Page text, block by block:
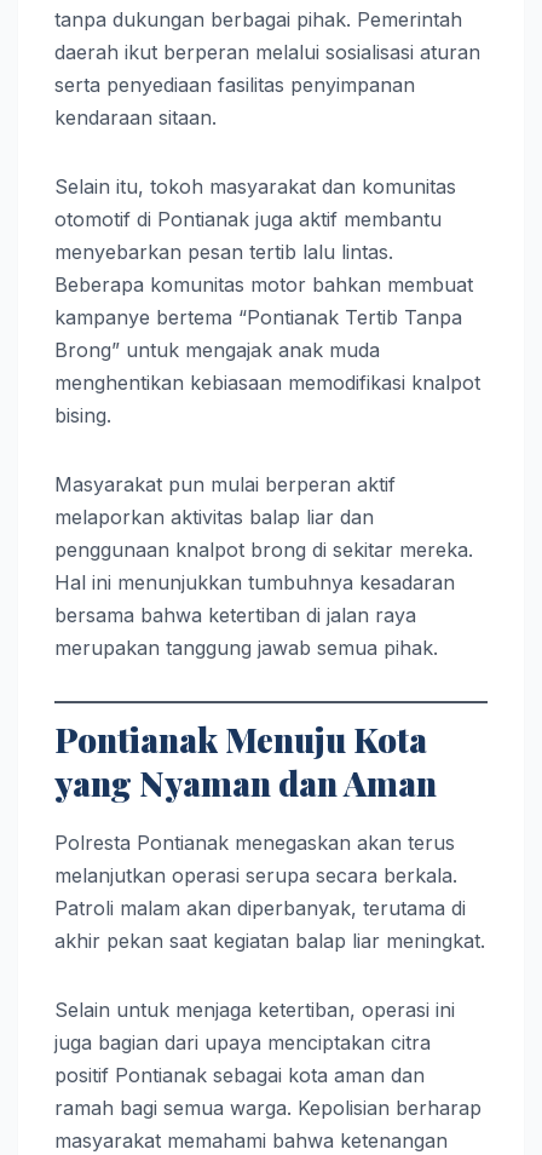
tanpa dukungan berbagai pihak. Pemerintah
daerah ikut berperan melalui sosialisasi aturan
serta penyediaan fasilitas penyimpanan
kendaraan sitaan.
Selain itu, tokoh masyarakat dan komunitas
otomotif di Pontianak juga aktif membantu
menyebarkan pesan tertib lalu lintas.
Beberapa komunitas motor bahkan membuat
kampanye bertema “Pontianak Tertib Tanpa
Brong” untuk mengajak anak muda
menghentikan kebiasaan memodifikasi knalpot
bising.
Masyarakat pun mulai berperan aktif
melaporkan aktivitas balap liar dan
penggunaan knalpot brong di sekitar mereka.
Hal ini menunjukkan tumbuhnya kesadaran
bersama bahwa ketertiban di jalan raya
merupakan tanggung jawab semua pihak.
Pontianak Menuju Kota
yang Nyaman dan Aman
Polresta Pontianak menegaskan akan terus
melanjutkan operasi serupa secara berkala.
Patroli malam akan diperbanyak, terutama di
akhir pekan saat kegiatan balap liar meningkat.
Selain untuk menjaga ketertiban, operasi ini
juga bagian dari upaya menciptakan citra
positif Pontianak sebagai kota aman dan
ramah bagi semua warga. Kepolisian berharap
masyarakat memahami bahwa ketenangan